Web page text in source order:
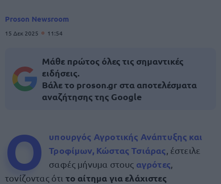
Proson Newsroom
15 Δεκ 2025 11:54
Μάθε πρώτος όλες τις σημαντικές
ειδήσεις.
Βάλε το proson.gr στα αποτελέσματα
αναζήτησης της Google
Ο
υπουργός Αγροτικής Ανάπτυξης και
Τροφίμων, Κώστας Τσιάρας , έστειλε
σαφές μήνυμα στους αγρότες
τονίζοντας ότι το αίτημα για ελάχιστες